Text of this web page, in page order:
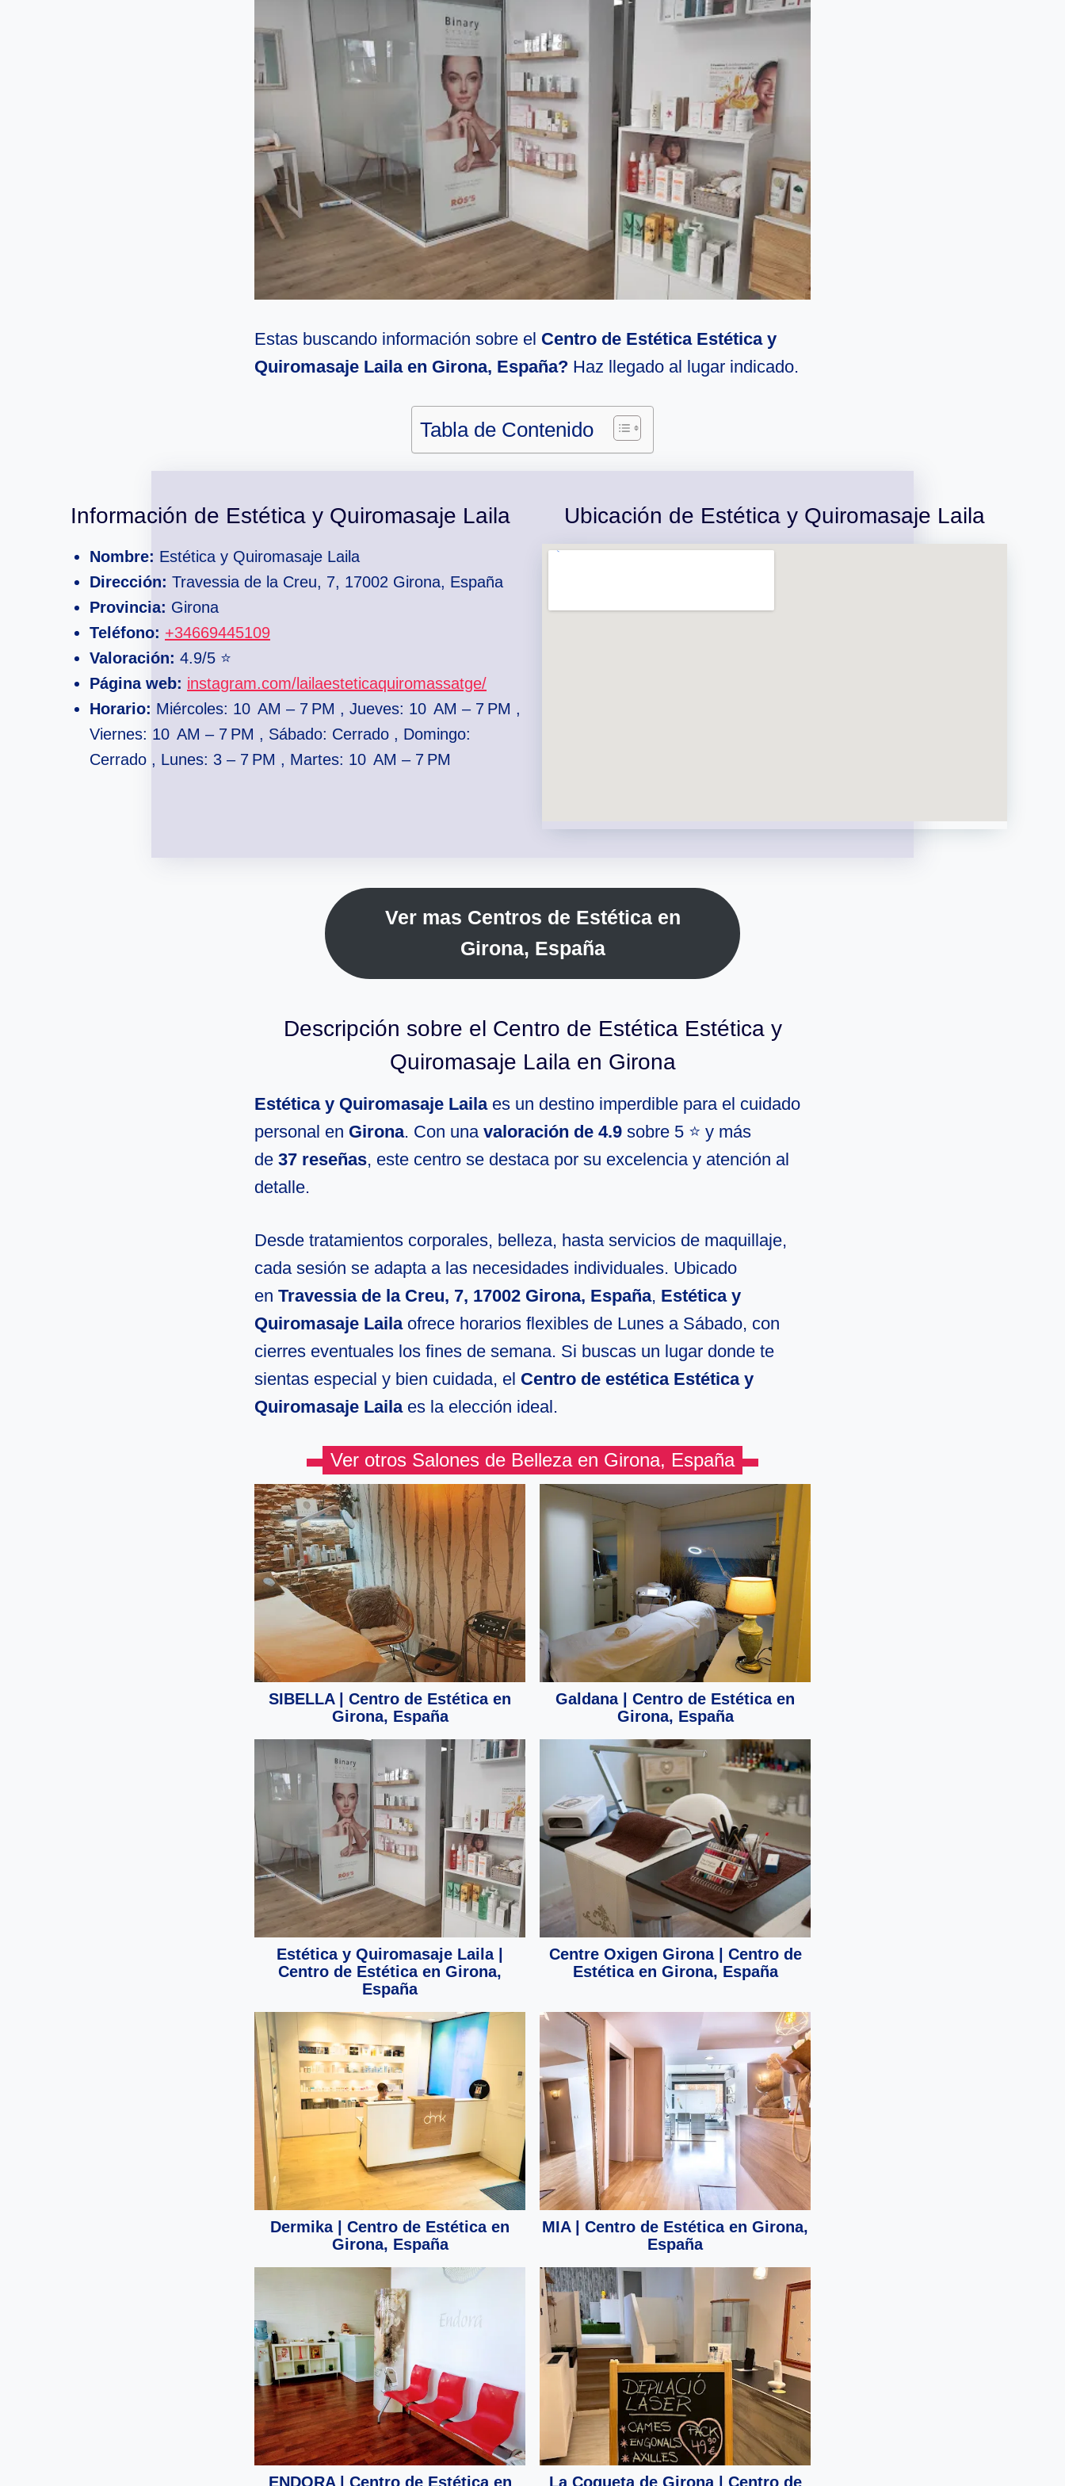
Estas buscando información sobre el Centro de Estética Estética y
Quiromasaje Laila en Girona, España? Haz llegado al lugar indicado.
Tabla de Contenido
Información de Estética y Quiromasaje Laila
Nombre: Estética y Quiromasaje Laila
Dirección: Travessia de la Creu, 7, 17002 Girona, España
Provincia: Girona
Teléfono: +34669445109
Valoración: 4.9/5 ⭐
Página web: instagram.com/lailaesteticaquiromassatge/
Horario: Miércoles: 10 AM – 7 PM , Jueves: 10 AM – 7 PM ,
Viernes: 10 AM – 7 PM , Sábado: Cerrado , Domingo:
Cerrado , Lunes: 3 – 7 PM , Martes: 10 AM – 7 PM
Ubicación de Estética y Quiromasaje Laila
Ver mas Centros de Estética en
Girona, España
Descripción sobre el Centro de Estética Estética y
Quiromasaje Laila en Girona
Estética y Quiromasaje Lailaes un destino imperdible para el cuidado
personal en Girona. Con una valoración de 4.9 sobre 5 ⭐ y más
de 37 reseñas, este centro se destaca por su excelencia y atención al
detalle.
Desde tratamientos corporales, belleza, hasta servicios de maquillaje,
cada sesión se adapta a las necesidades individuales. Ubicado
en Travessia de la Creu, 7, 17002 Girona, España, Estética y
Quiromasaje Lailaofrece horarios flexibles de Lunes a Sábado, con
cierres eventuales los fines de semana. Si buscas un lugar donde te
sientas especial y bien cuidada, el Centro de estética Estética y
Quiromasaje Lailaes la elección ideal.
Ver otros Salones de Belleza en Girona, España
SIBELLA | Centro de Estética en
Girona, España
Galdana | Centro de Estética en
Girona, España
Estética y Quiromasaje Laila |
Centro de Estética en Girona,
España
Centre Oxigen Girona | Centro de
Estética en Girona, España
Dermika | Centro de Estética en
Girona, España
MIA | Centro de Estética en Girona,
España
ENDORA | Centro de Estética en La Coqueta de Girona | Centro de